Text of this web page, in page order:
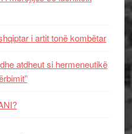
i artit tonë kombëtar
atdheut si hermeneutikë